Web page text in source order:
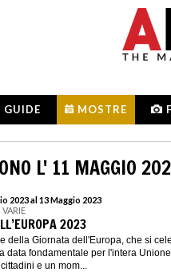
GUIDE MOSTRE
L' 11 MAGGIO
2023 al 13 Maggio 2023
VARIE
2023
della Giornata dell'Europa, che si
data fondamentale per l'intera
e un mom...